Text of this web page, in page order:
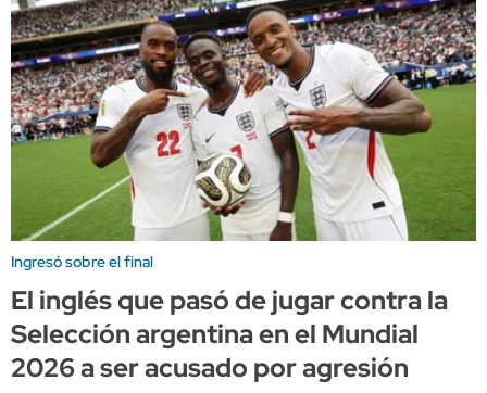
Ingresó sobre el final
El inglés que pasó de jugar contra la
Selección argentina en el Mundial
2026 a ser acusado por agresión